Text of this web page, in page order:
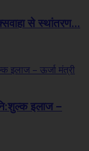
से स्थांतरण...
इलाज –